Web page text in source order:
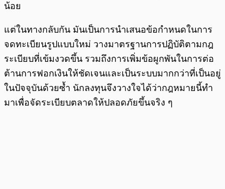
น้อย
แต่ในทางกลับกัน มันเป็นการนำเสนอข้อกำหนดในการ
จดทะเบียนรูปแบบใหม่ วางมาตรฐานการปฏิบัติตามกฎ
ระเบียบที่เข้มงวดขึ้น รวมถึงการเพิ่มข้อผูกพันในการต่อ
ต้านการฟอกเงินให้ชัดเจนและเป็นระบบมากกว่าที่เป็นอยู่
ในปัจจุบันด้วยซ้ำ นักลงทุนจึงวางใจได้ว่ากฎหมายนี้ทำ
มาเพื่อจัดระเบียบตลาดให้ปลอดภัยขึ้นจริง ๆ